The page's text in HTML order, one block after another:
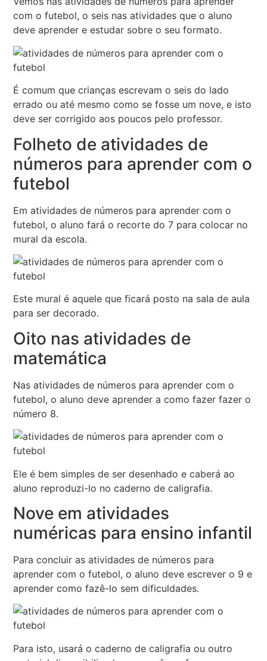
com o futebol, o seis nas atividades que o aluno
deve aprender e estudar sobre o seu formato.
É comum que crianças escrevam o seis do lado
errado ou até mesmo como se fosse um nove, e isto
deve ser corrigido aos poucos pelo professor.
Folheto de atividades de
números para aprender com o
futebol
Em atividades de números para aprender com o
futebol, o aluno fará o recorte do 7 para colocar no
mural da escola.
Este mural é aquele que ficará posto na sala de aula
para ser decorado.
Oito nas atividades de
matemática
Nas atividades de números para aprender com o
futebol, o aluno deve aprender a como fazer fazer o
número 8.
Ele é bem simples de ser desenhado e caberá ao
aluno reproduzi-lo no caderno de caligrafia.
Nove em atividades
numéricas para ensino infantil
Para concluir as atividades de números para
aprender com o futebol, o aluno deve escrever o 9 e
aprender como fazê-lo sem dificuldades.
Para isto, usará o caderno de caligrafia ou outro